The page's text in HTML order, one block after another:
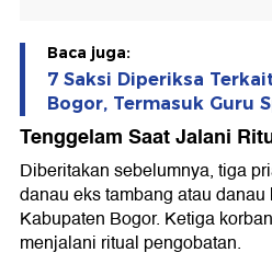
Baca juga:
7 Saksi Diperiksa
Bogor, Termasuk Guru
Tenggelam Saat Jalani
Diberitakan sebelumnya, tiga
danau eks tambang atau
Kabupaten Bogor. Ketiga
menjalani ritual pengobatan.